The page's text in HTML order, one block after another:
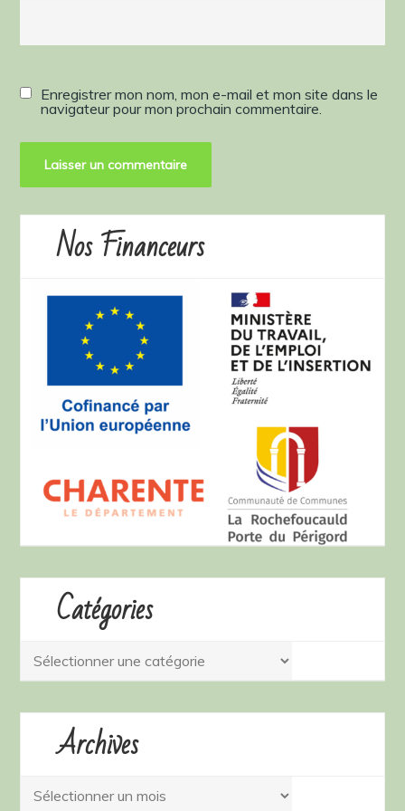
Enregistrer mon nom, mon e-mail et mon site dans le
navigateur pour mon prochain commentaire.
Nos Financeurs
Catégories
Catégories
Archives
Archives